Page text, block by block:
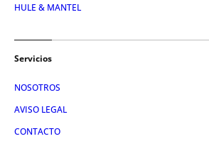
HULE & MANTEL
Servicios
NOSOTROS
AVISO LEGAL
CONTACTO